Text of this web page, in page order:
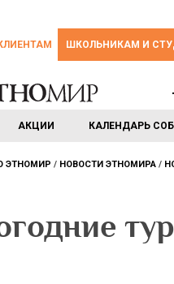
ШКОЛЬНИКАМ И
АКЦИИ КАЛЕНДАРЬ
ЭТНОМИР НОВОСТИ ЭТНОМИРА